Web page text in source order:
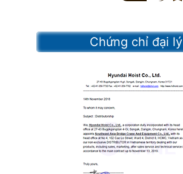
Chứng chỉ đại lý